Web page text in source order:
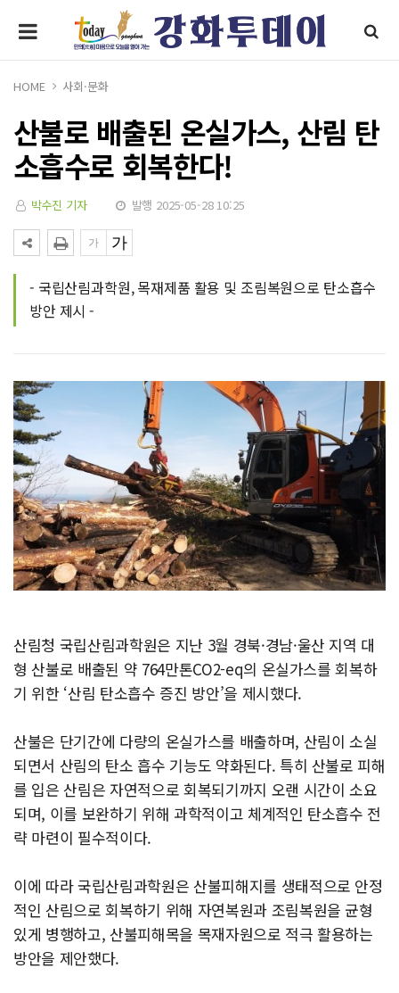
HOME 사회·문화
산불로 배출된 온실가스, 산림 탄
소흡수로 회복한다!
박수진 기자 발행 2025-05-28 10:25
- 국립산림과학원, 목재제품 활용 및 조림복원으로 탄소흡수
방안 제시 -
산림청 국립산림과학원은 지난 3월 경북·경남·울산 지역 대
형 산불로 배출된 약 764만톤CO2-eq의 온실가스를 회복하
기 위한 ‘산림 탄소흡수 증진 방안’을 제시했다.
산불은 단기간에 다량의 온실가스를 배출하며, 산림이 소실
되면서 산림의 탄소 흡수 기능도 약화된다. 특히 산불로 피해
를 입은 산림은 자연적으로 회복되기까지 오랜 시간이 소요
되며, 이를 보완하기 위해 과학적이고 체계적인 탄소흡수 전
략 마련이 필수적이다.
이에 따라 국립산림과학원은 산불피해지를 생태적으로 안정
적인 산림으로 회복하기 위해 자연복원과 조림복원을 균형
있게 병행하고, 산불피해목을 목재자원으로 적극 활용하는
방안을 제안했다.